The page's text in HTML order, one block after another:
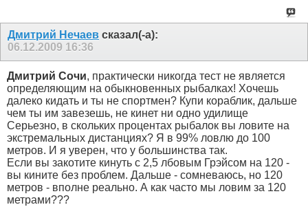
Дмитрий Нечаев сказал(-а):
06.12.2009 16:36
Дмитрий Сочи, практически никогда тест не является
определяющим на обыкновенных рыбалках! Хочешь
далеко кидать и ты не спортмен? Купи кораблик, дальше
чем ты им завезешь, не кинет ни одно удилище
Серьезно, в скольких процентах рыбалок вы ловите на
экстремальных дистанциях? Я в 99% ловлю до 100
метров. И я уверен, что у большинства так.
Если вы закотите кинуть с 2,5 лбовым Грэйсом на 120 -
вы кините без проблем. Дальше - сомневаюсь, но 120
метров - вполне реально. А как часто мы ловим за 120
метрами???